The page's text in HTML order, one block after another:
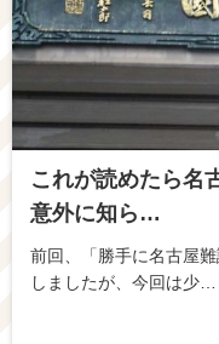
これが読めたら名
意外に知ら…
前回、「勝手に名古屋
しましたが、今回は少…